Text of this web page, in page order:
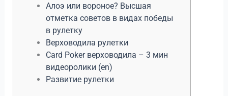
Алоэ или вороное? Высшая
отметка советов в видах победы
в рулетку
Верховодила рулетки
Card Poker верховодила – 3 мин
видеоролики (en)
Развитие рулетки